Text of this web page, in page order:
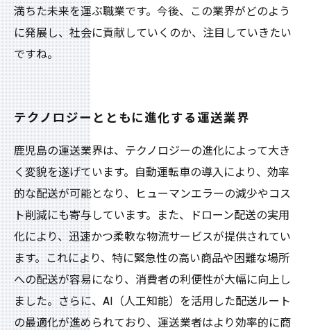
満ちた未来を運ぶ職業です。今後、この業界がどのよう
に発展し、社会に貢献していくのか、注目していきたい
ですね。
テクノロジーとともに進化する運送業界
鹿児島の運送業界は、テクノロジーの進化によって大き
く変貌を遂げています。自動運転車の導入により、効率
的な配送が可能となり、ヒューマンエラーの減少やコス
ト削減にも寄与しています。また、ドローン配送の実用
化により、迅速かつ柔軟な物流サービスが提供されてい
ます。これにより、特に緊急性の高い商品や困難な場所
への配送が容易になり、消費者の利便性が大幅に向上し
ました。さらに、AI（人工知能）を活用した配送ルート
の最適化が進められており、運送業者はより効率的に商